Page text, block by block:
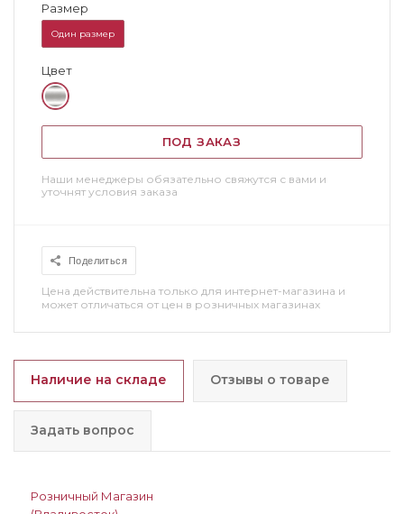
Размер
Один размер
Цвет
ПОД ЗАКАЗ
Наши менеджеры обязательно свяжутся с вами и
уточнят условия заказа
Поделиться
Цена действительна только для интернет-магазина и
может отличаться от цен в розничных магазинах
Наличие на складе Отзывы о товаре
Задать вопрос
Розничный Магазин